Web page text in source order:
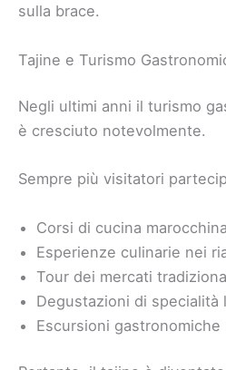
sulla brace.
Tajine e Turismo
Negli ultimi anni il turismo
è cresciuto notevolmente.
Sempre più visitatori
Corsi di cucina
Esperienze culinarie nei
Tour dei mercati
Degustazioni di specialità
Escursioni